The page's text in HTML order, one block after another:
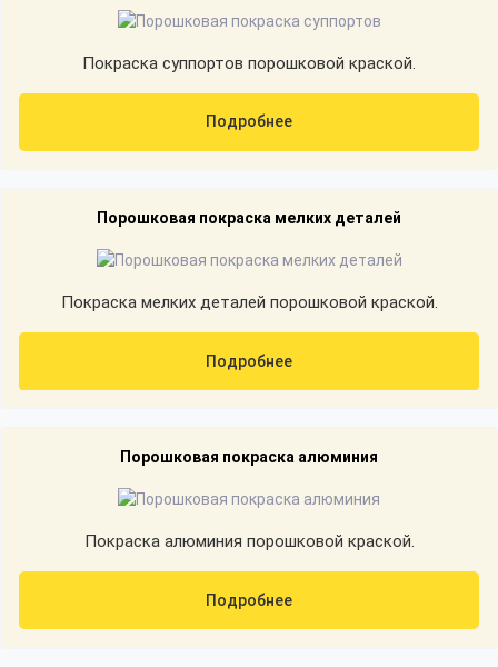
Покраска суппортов порошковой краской.
Подробнее
Порошковая покраска мелких деталей
Покраска мелких деталей порошковой краской.
Подробнее
Порошковая покраска алюминия
Покраска алюминия порошковой краской.
Подробнее